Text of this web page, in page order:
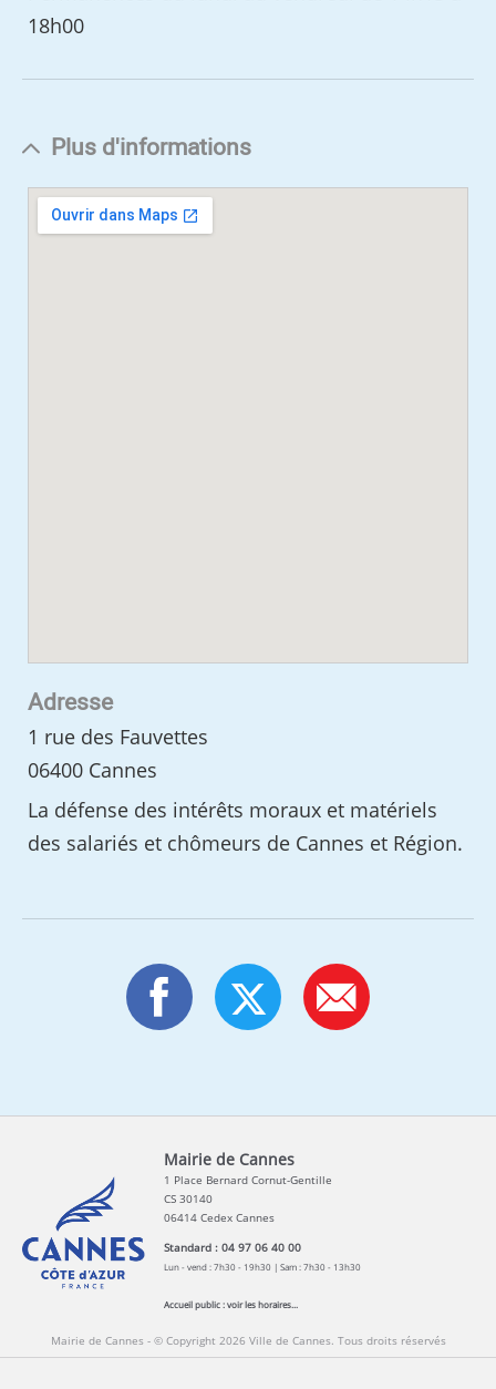
18h00
Plus d'informations
Adresse
1 rue des Fauvettes
06400 Cannes
La défense des intérêts moraux et matériels
des salariés et chômeurs de Cannes et Région.
Mairie de Cannes
1 Place Bernard Cornut-Gentille
CS 30140
06414 Cedex Cannes
Standard : 04 97 06 40 00
Lun - vend : 7h30 - 19h30 | Sam : 7h30 - 13h30
Accueil public :voir les horaires...
Mairie de Cannes - © Copyright 2026 Ville de Cannes. Tous droits réservés